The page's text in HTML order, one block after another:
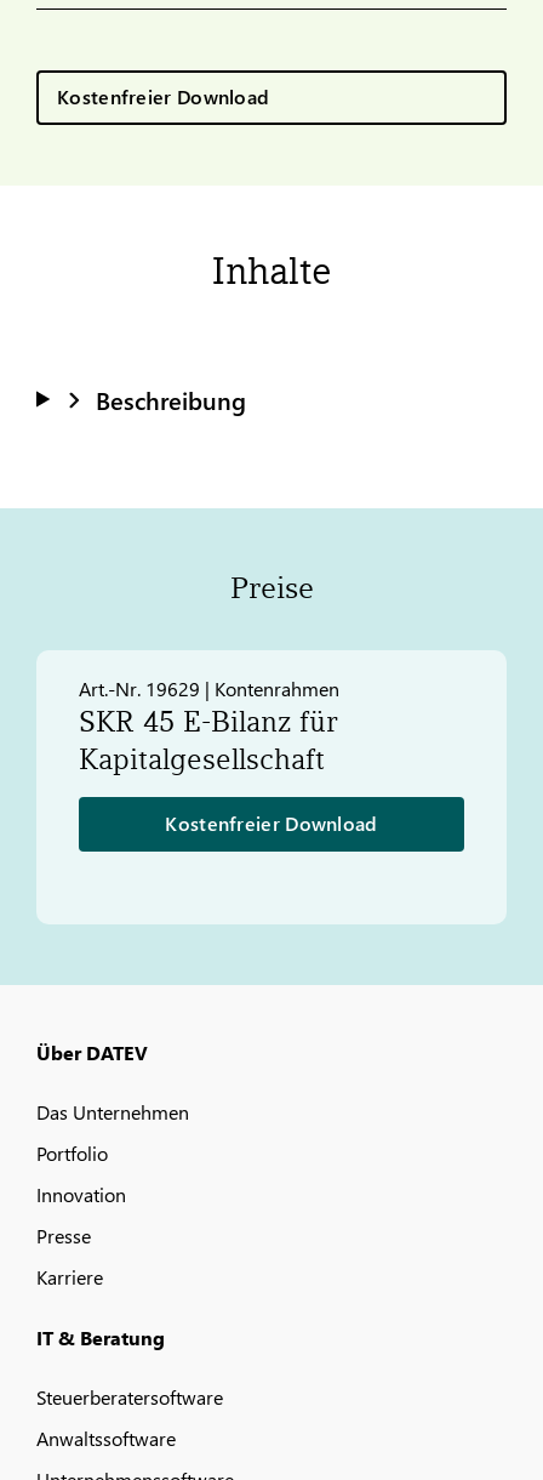
Kostenfreier Download
Inhalte
Beschreibung
Preise
Art.-Nr. 19629 | Kontenrahmen
SKR 45 E-Bilanz für
Kapitalgesellschaft
Kostenfreier Download
Über DATEV
Das Unternehmen
Portfolio
Innovation
Presse
Karriere
IT & Beratung
Steuerberatersoftware
Anwaltssoftware